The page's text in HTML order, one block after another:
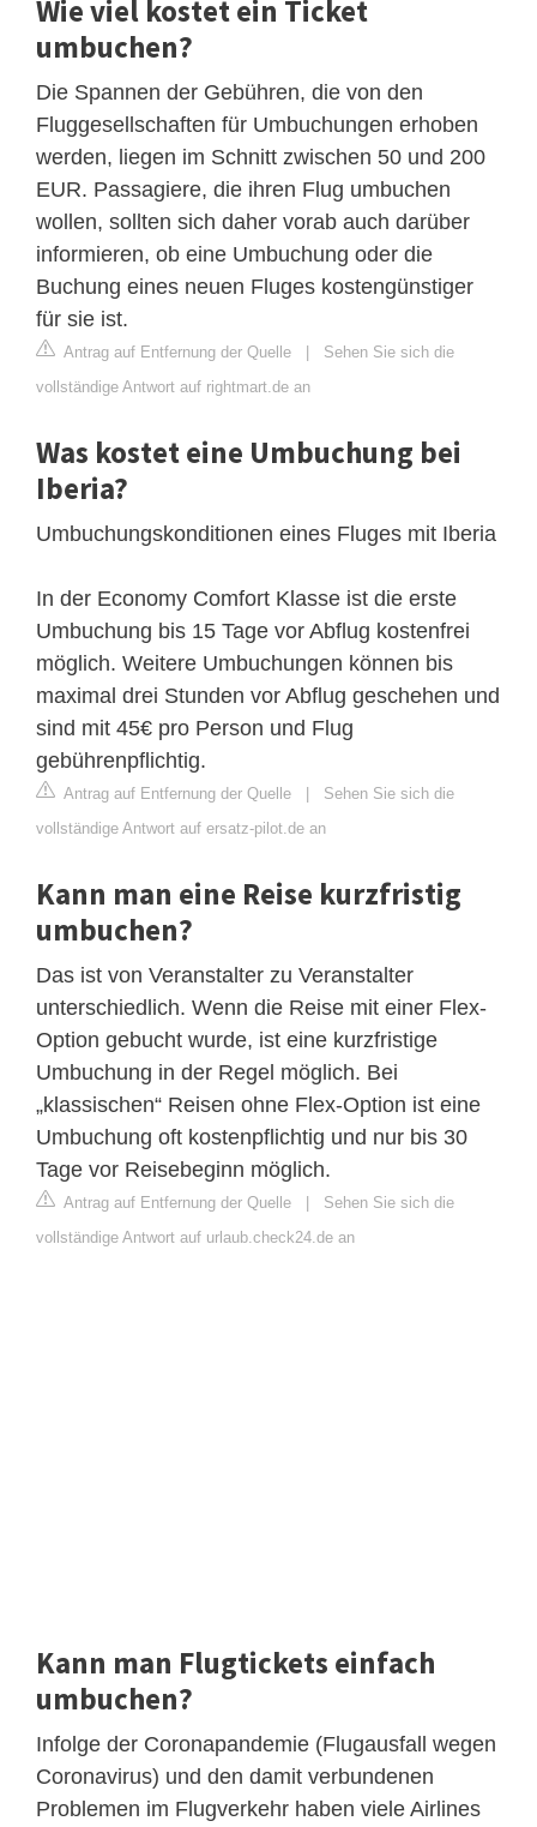
Wie viel kostet ein Ticket
umbuchen?
Die Spannen der Gebühren, die von den
Fluggesellschaften für Umbuchungen erhoben
werden, liegen im Schnitt zwischen 50 und 200
EUR. Passagiere, die ihren Flug umbuchen
wollen, sollten sich daher vorab auch darüber
informieren, ob eine Umbuchung oder die
Buchung eines neuen Fluges kostengünstiger
für sie ist.
Antrag auf Entfernung der Quelle | Sehen Sie sich die
vollständige Antwort auf rightmart.de an
Was kostet eine Umbuchung bei
Iberia?
Umbuchungskonditionen eines Fluges mit Iberia
In der Economy Comfort Klasse ist die erste
Umbuchung bis 15 Tage vor Abflug kostenfrei
möglich. Weitere Umbuchungen können bis
maximal drei Stunden vor Abflug geschehen und
sind mit 45€ pro Person und Flug
gebührenpflichtig.
Antrag auf Entfernung der Quelle | Sehen Sie sich die
vollständige Antwort auf ersatz-pilot.de an
Kann man eine Reise kurzfristig
umbuchen?
Das ist von Veranstalter zu Veranstalter
unterschiedlich. Wenn die Reise mit einer Flex-
Option gebucht wurde, ist eine kurzfristige
Umbuchung in der Regel möglich. Bei
„klassischen“ Reisen ohne Flex-Option ist eine
Umbuchung oft kostenpflichtig und nur bis 30
Tage vor Reisebeginn möglich.
Antrag auf Entfernung der Quelle | Sehen Sie sich die
vollständige Antwort auf urlaub.check24.de an
Kann man Flugtickets einfach
umbuchen?
Infolge der Coronapandemie (Flugausfall wegen
Coronavirus) und den damit verbundenen
Problemen im Flugverkehr haben viele Airlines